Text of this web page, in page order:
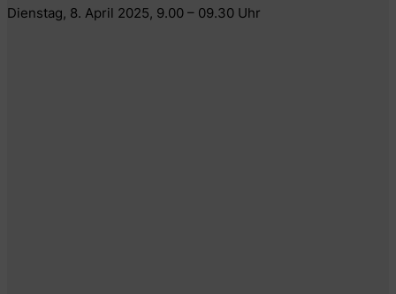
Dienstag, 8. April 2025, 9.00 – 09.30 Uhr